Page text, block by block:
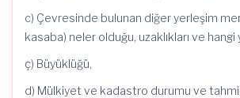
c) Çevresinde bulunan diğer yerleşim
kasaba) neler olduğu, uzaklıkları ve hangi
ç) Büyüklüğü,
d) Mülkiyet ve kadastro durumu ve